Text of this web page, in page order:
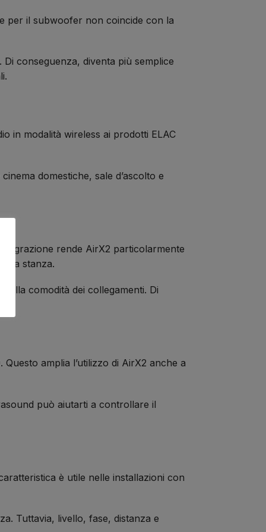
per il subwoofer non coincide con la
conseguenza, diventa più semplice
in modalità wireless ai prodotti ELAC
domestiche, sale d’ascolto e
rende AirX2 particolarmente
stanza.
alla comodità dei collegamenti. Di
. Questo amplia l’utilizzo di AirX2 anche a
può aiutarti a controllare il
è utile nelle installazioni con
Tuttavia, livello, fase, distanza e